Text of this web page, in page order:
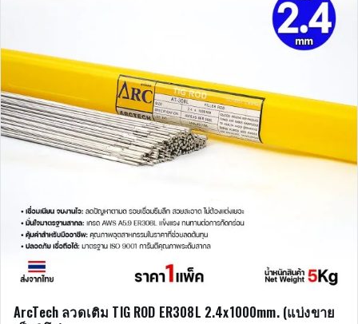
ArcTech ลวดเติม TIG ROD ER308L 2.4x1000mm. (แบ่งขาย